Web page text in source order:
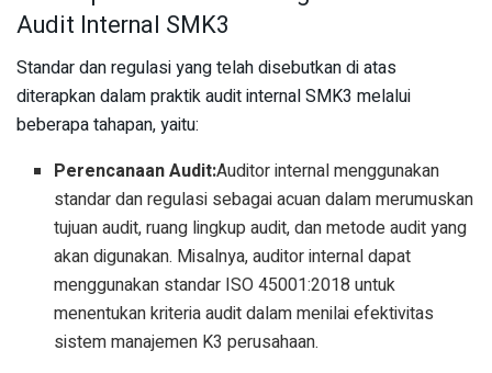
Audit Internal SMK3
Standar dan regulasi yang telah disebutkan di atas
diterapkan dalam praktik audit internal SMK3 melalui
beberapa tahapan, yaitu:
Perencanaan Audit:Auditor internal menggunakan
standar dan regulasi sebagai acuan dalam merumuskan
tujuan audit, ruang lingkup audit, dan metode audit yang
akan digunakan. Misalnya, auditor internal dapat
menggunakan standar ISO 45001:2018 untuk
menentukan kriteria audit dalam menilai efektivitas
sistem manajemen K3 perusahaan.